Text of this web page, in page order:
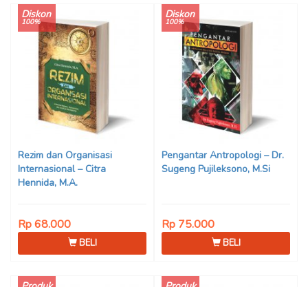
Diskon
100%
Rezim dan Organisasi
Internasional – Citra
Hennida, M.A.
Rp 68.000
BELI
Diskon
100%
Pengantar Antropologi – Dr.
Sugeng Pujileksono, M.Si
Rp 75.000
BELI